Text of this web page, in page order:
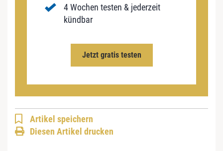
4 Wochen testen & jederzeit
kündbar
Jetzt gratis testen
Artikel speichern
Diesen Artikel drucken